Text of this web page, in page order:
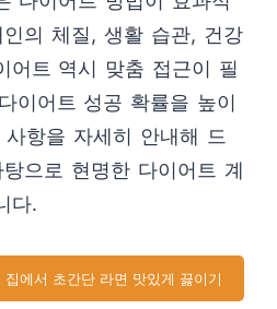
의 체질, 생활 습관, 건강
어트 역시 맞춤 접근이 필
이어트 성공 확률을 높이
항을 자세히 안내해 드
으로 현명한 다이어트 계
다.
에서 초간단 라면 맛있게 끓이기